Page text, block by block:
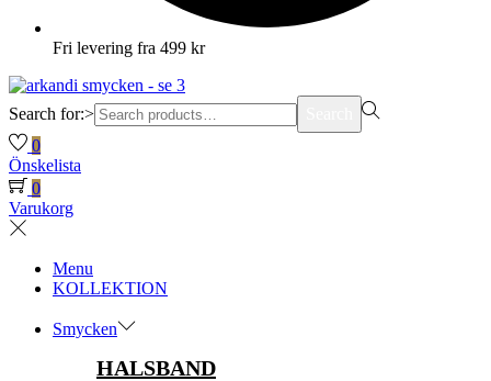
Fri levering fra 499 kr
Search for:>
0
Önskelista
0
Varukorg
Menu
KOLLEKTION
Smycken
HALSBAND